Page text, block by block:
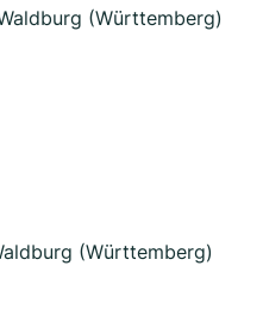
(Württemberg)
(Württemberg)